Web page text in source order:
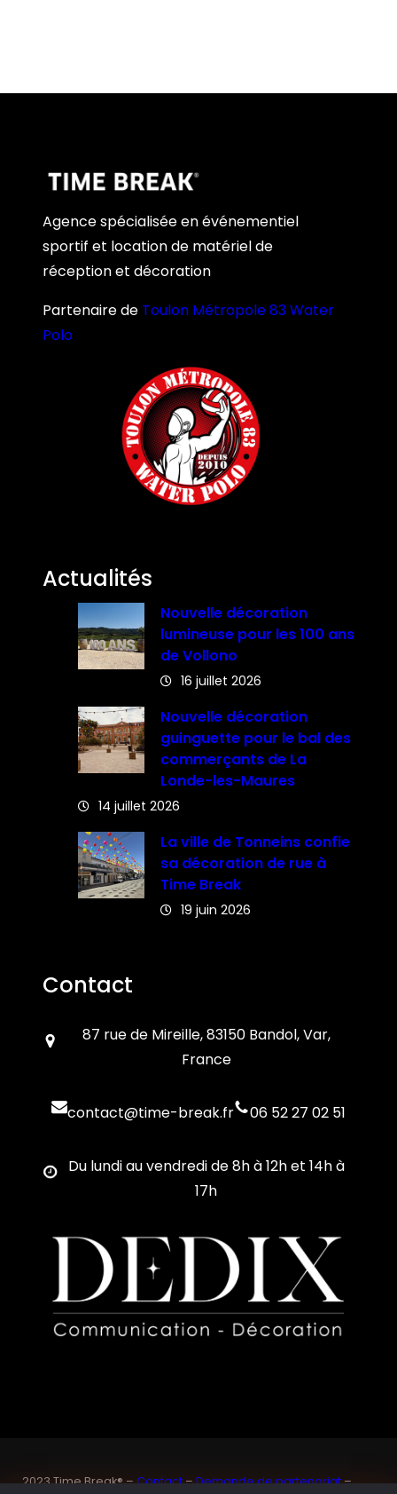
Agence spécialisée en événementiel
sportif et location de matériel de
réception et décoration
Partenaire de Toulon Métropole 83 Water
Polo
Actualités
Nouvelle décoration
lumineuse pour les 100 ans
de Vollono
16 juillet 2026
Nouvelle décoration
guinguette pour le bal des
commerçants de La
Londe-les-Maures
14 juillet 2026
La ville de Tonneins confie
sa décoration de rue à
Time Break
19 juin 2026
Contact
87 rue de Mireille, 83150 Bandol, Var,
France
contact@time-break.fr 06 52 27 02 51
Du lundi au vendredi de 8h à 12h et 14h à
17h
2023 Time Break® –Contact–Demande de partenariat–